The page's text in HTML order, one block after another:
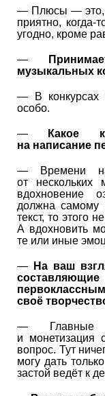
— Плюсы — это,
приятно, когда-
угодно, кроме
—
музыкальных
— В конкурсах
особо.
—
Какое
на написание
— Времени
от нескольких
вдохновение
должна самому
текст, то этого
А вдохновить
те или иные
—
На ваш
своё
— Главные
и
вопрос. Тут
могу дать
застой ведёт к